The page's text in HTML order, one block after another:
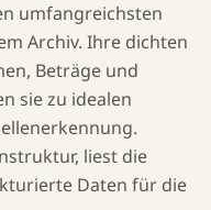
umfangreichsten
Archiv. Ihre dichten
Beträge und
sie zu idealen
liest die
Daten für die